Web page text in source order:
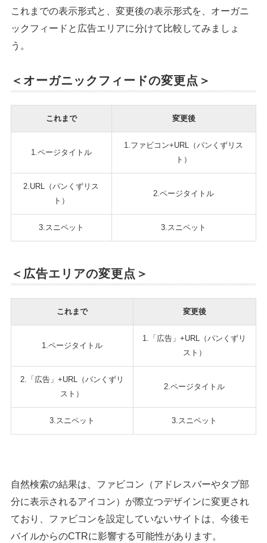
これまでの表示形式と、変更後の表示形式を、オーガニ
ックフィードと広告エリアに分けて比較してみましょ
う。
＜オーガニックフィードの変更点＞
これまで 変更後
1.ページタイトル
1.ファビコン+URL（パンくずリス
ト）
2.URL（パンくずリス
ト）
2.ページタイトル
3.スニペット 3.スニペット
＜広告エリアの変更点＞
これまで 変更後
1.ページタイトル
1.「広告」+URL（パンくずリ
スト）
2.「広告」+URL（パンくずリ
スト）
2.ページタイトル
3.スニペット 3.スニペット
自然検索の結果は、ファビコン（アドレスバーやタブ部
分に表示されるアイコン）が際立つデザインに変更され
ており、ファビコンを設定していないサイトは、今後モ
バイルからのCTRに影響する可能性があります。